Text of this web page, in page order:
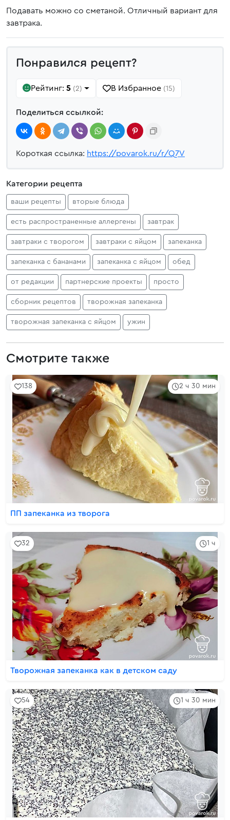
Подавать можно со сметаной. Отличный вариант для
завтрака.
Понравился рецепт?
Рейтинг: 5 (2) В Избранное (15)
Поделиться ссылкой:
Короткая ссылка: https://povarok.ru/r/Q7V
Категории рецепта
ваши рецепты вторые блюда
есть распространенные аллергены завтрак
завтраки с творогом завтраки с яйцом запеканка
запеканка с бананами запеканка с яйцом обед
от редакции партнерские проекты просто
сборник рецептов творожная запеканка
творожная запеканка с яйцом ужин
Смотрите также
2 ч 30 мин
138
ПП запеканка из творога
1 ч
32
Творожная запеканка как в детском саду
1 ч 30 мин
54